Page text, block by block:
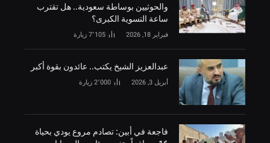
والحوثيين بوساطة سعودية.. هل تقترب
ساعة التسوية الكبرى؟
فبراير 18, 2026 7٬105 زيارة
‏عبدالعزيز الشيخ يكتب.. عائدون بقوة أكبر
أبريل 3, 2026 2٬000 زيارة
فاجعة في أبين: تصادم مروع يودي بحياة